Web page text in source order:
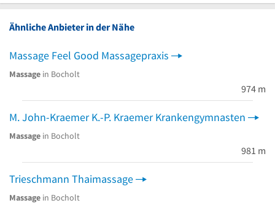
Ähnliche Anbieter in der Nähe
Massage Feel Good Massagepraxis
Massage in Bocholt
974 m
M. John-Kraemer K.-P. Kraemer Krankengymnasten
Massage in Bocholt
981 m
Trieschmann Thaimassage
Massage in Bocholt